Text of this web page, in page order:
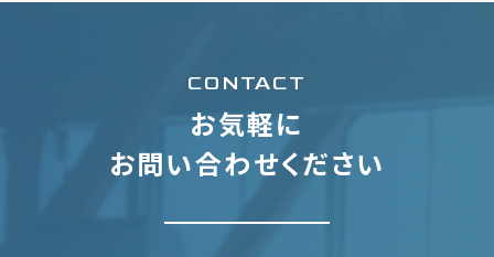
CONTACT
お気軽に
お問い合わせください